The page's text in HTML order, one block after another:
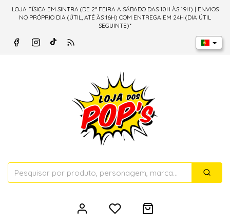
LOJA FÍSICA EM SINTRA (DE 2ª FEIRA A SÁBADO DAS 10H ÀS 19H) | ENVIOS
NO PRÓPRIO DIA (ÚTIL, ATÉ ÀS 16H) COM ENTREGA EM 24H (DIA ÚTIL
SEGUINTE)*